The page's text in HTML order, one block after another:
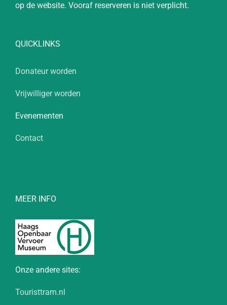
op de website. Vooraf reserveren is niet verplicht.
QUICKLINKS
Donateur worden
Vrijwilliger worden
Evenementen
Contact
MEER INFO
Onze andere sites:
Touristtram.nl